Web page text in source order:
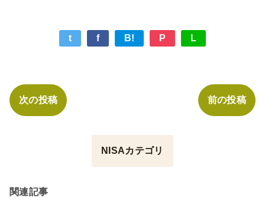
t f B! P L
次の投稿 前の投稿
NISAカテゴリ
関連記事